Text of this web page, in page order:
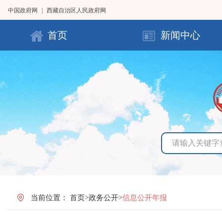
中国政府网 西藏自治区人民政府网
首页 新闻中心
当前位置： 首页>政务公开>信息公开年报